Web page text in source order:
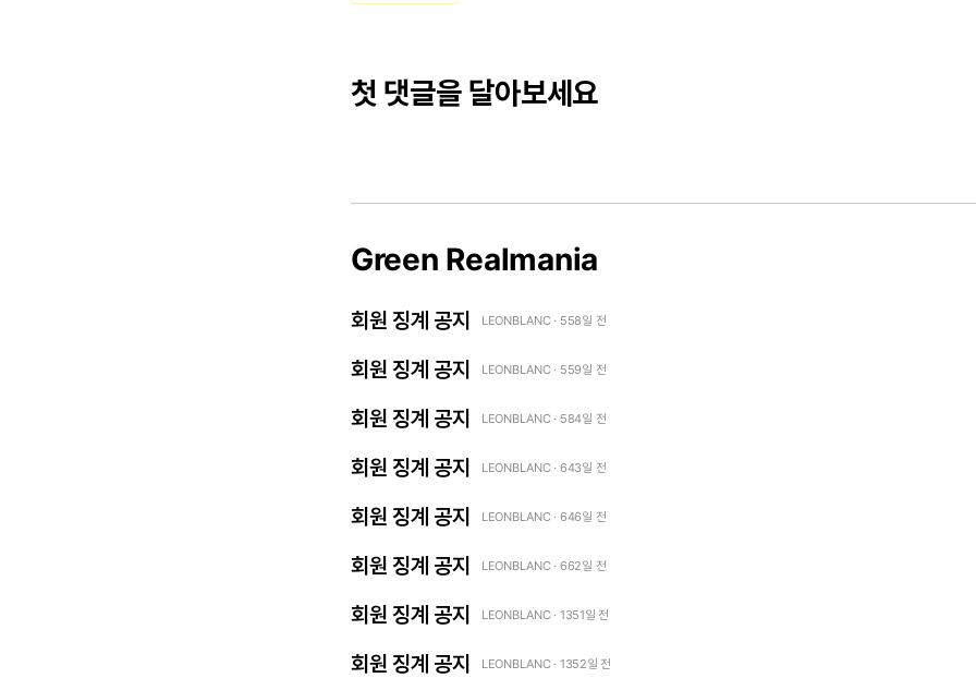
첫 댓글을 달아보세요
Green Realmania
회원 징계 공지 LEONBLANC · 558일 전
회원 징계 공지 LEONBLANC · 559일 전
회원 징계 공지 LEONBLANC · 584일 전
회원 징계 공지 LEONBLANC · 643일 전
회원 징계 공지 LEONBLANC · 646일 전
회원 징계 공지 LEONBLANC · 662일 전
회원 징계 공지 LEONBLANC · 1351일 전
회원 징계 공지 LEONBLANC · 1352일 전